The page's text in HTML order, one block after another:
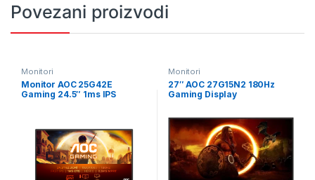
Povezani proizvodi
Monitori
Monitor AOC 25G42E
Gaming 24.5″ 1ms IPS
Monitori
27″ AOC 27G15N2 180Hz
Gaming Display